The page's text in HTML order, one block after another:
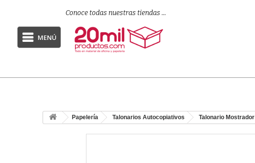
Conoce todas nuestras tiendas ...
MENÚ
Papelería Talonarios Autocopiativos Talonario Mostrador